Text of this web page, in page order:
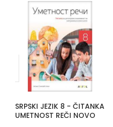
SRPSKI JEZIK 8 - ČITANKA
UMETNOST REČI NOVO